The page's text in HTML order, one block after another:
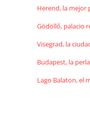
Herend, la mejor
Gödöllő, palacio
Visegrad, la
Budapest, la
Lago Balaton, el